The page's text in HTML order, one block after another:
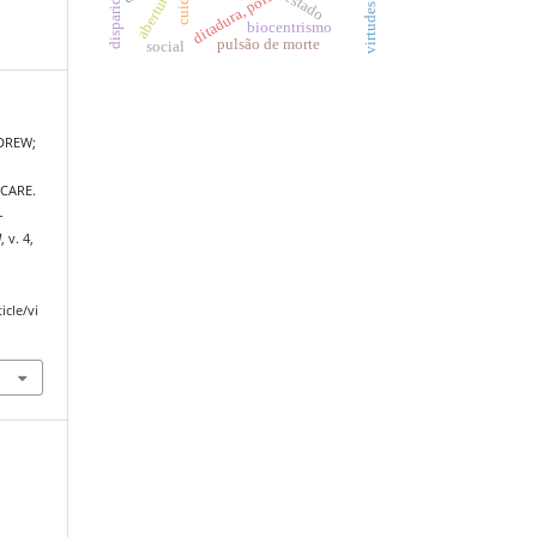
, v. 4,
vi
biocentrismo
pulsão de morte
abertura
social